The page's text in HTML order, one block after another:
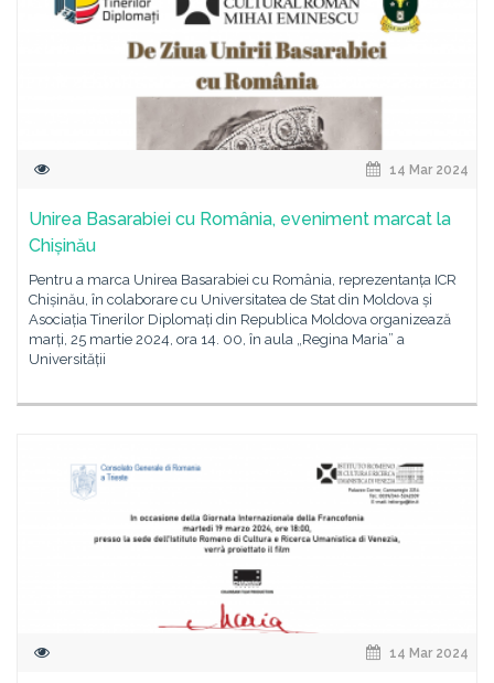
14 Mar 2024
Unirea Basarabiei cu România, eveniment marcat la
Chișinău
Pentru a marca Unirea Basarabiei cu România, reprezentanța ICR
Chișinău, în colaborare cu Universitatea de Stat din Moldova și
Asociația Tinerilor Diplomați din Republica Moldova organizează
marți, 25 martie 2024, ora 14. 00, în aula „Regina Maria” a
Universității
14 Mar 2024